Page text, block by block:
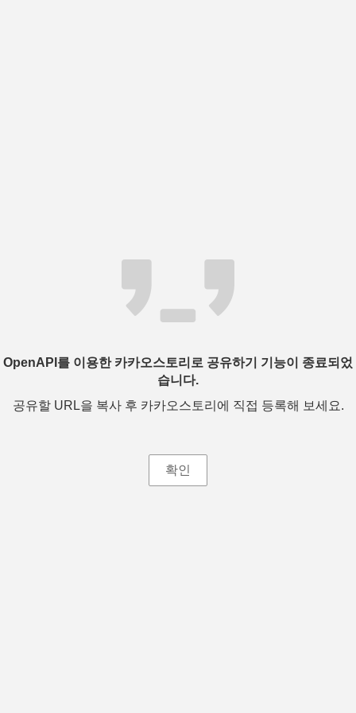
OpenAPI를 이용한 카카오스토리로 공유하기 기능이 종료되었
습니다.
공유할 URL을 복사 후 카카오스토리에 직접 등록해 보세요.
확인